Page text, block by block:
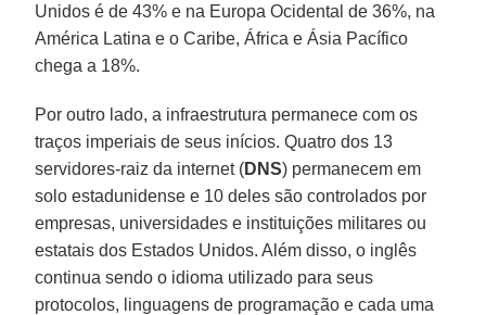
Unidos é de 43% e na Europa Ocidental de 36%, na
América Latina e o Caribe, África e Ásia Pacífico
chega a 18%.
Por outro lado, a infraestrutura permanece com os
traços imperiais de seus inícios. Quatro dos 13
servidores-raiz da internet (DNS) permanecem em
solo estadunidense e 10 deles são controlados por
empresas, universidades e instituições militares ou
estatais dos Estados Unidos. Além disso, o inglês
continua sendo o idioma utilizado para seus
protocolos, linguagens de programação e cada uma